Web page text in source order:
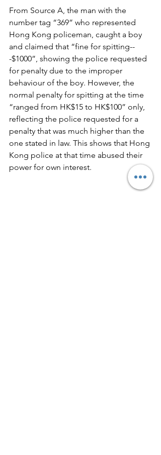
From Source A, the man with the
number tag “369” who represented
Hong Kong policeman, caught a boy
and claimed that “fine for spitting--
-$1000”, showing the police requested
for penalty due to the improper
behaviour of the boy. However, the
normal penalty for spitting at the time
“ranged from HK$15 to HK$100” only,
reflecting the police requested for a
penalty that was much higher than the
one stated in law. This shows that Hong
Kong police at that time abused their
power for own interest.